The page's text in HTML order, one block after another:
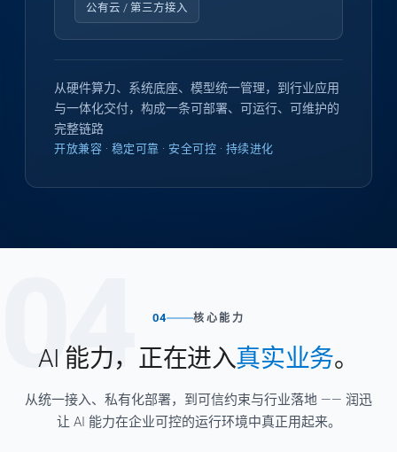
公有云 / 第三方接入
从硬件算力、系统底座、模型统一管理，到行业应用
与一体化交付，构成一条可部署、可运行、可维护的
完整链路
开放兼容 · 稳定可靠 · 安全可控 · 持续进化
04 04 核心能力
AI 能力，正在进入真实业务。
从统一接入、私有化部署，到可信约束与行业落地 —— 润迅
让 AI 能力在企业可控的运行环境中真正用起来。